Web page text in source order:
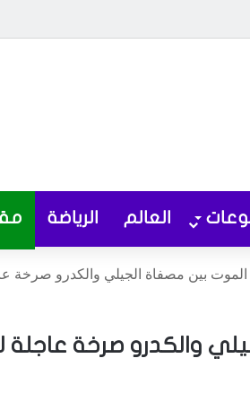
العالم الرياضة
بين مصفاة الجيلي والكدرو صرخة
والكدرو صرخة عاجلة